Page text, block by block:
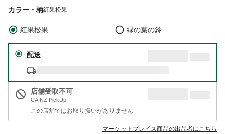
カラー・柄紅果松果
紅果松果 緑の葉の鈴
配送
店舗受取不可
CAINZ PickUp
この店舗ではお取り扱いがありません
マーケットプレイス商品の出品者はこちら